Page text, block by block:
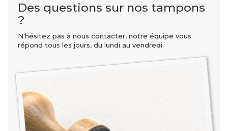
Des questions sur nos tampons
?
N'hésitez pas à nous contacter, notre équipe vous
répond tous les jours, du lundi au vendredi.